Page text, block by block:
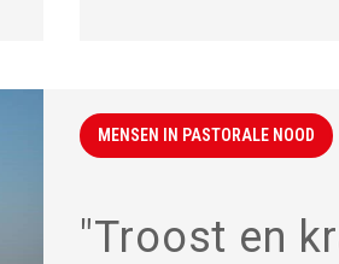
MENSEN IN PASTORALE NOOD
"Troost en